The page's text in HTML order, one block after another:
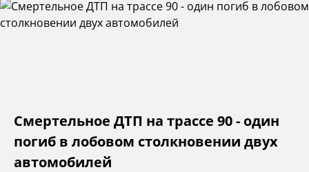
Смертельное ДТП на трассе 90 - один
погиб в лобовом столкновении двух
автомобилей